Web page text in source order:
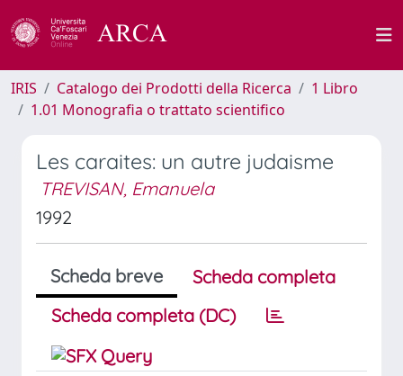
IRIS Catalogo dei Prodotti della Ricerca
1 Libro
1.01 Monografia o trattato scientifico
Les caraites: un autre judaisme
TREVISAN, Emanuela
1992
Scheda breve
Scheda completa
Scheda completa (DC)